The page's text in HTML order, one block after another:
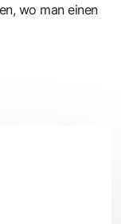
wo man einen